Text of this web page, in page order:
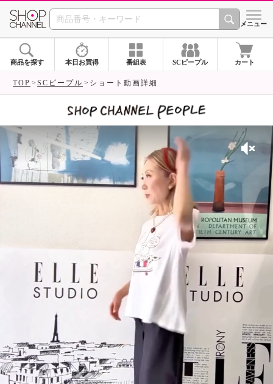
SHOP CHANNEL シメニュー
商品を探す 本日お買得 番組表 SCピープル カート
TOP SCピープル ショート動画詳細